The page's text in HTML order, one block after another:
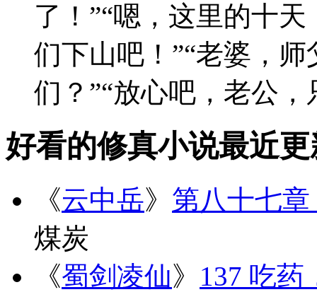
了！”“嗯，这里的十
们下山吧！”“老婆，
们？”“放心吧，老公
好看的修真小说最近
《云中岳》 第八十七
煤炭
《蜀剑凌仙》 137 吃药